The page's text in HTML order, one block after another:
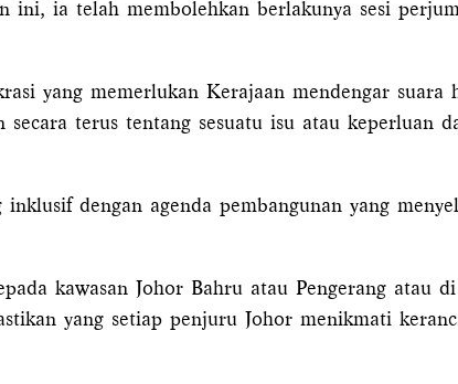
ini, ia telah membolehkan berlakunya sesi
yang memerlukan Kerajaan mendengar suara
terus tentang sesuatu isu atau keperluan
dengan agenda pembangunan yang
kawasan Johor Bahru atau Pengerang atau di
yang setiap penjuru Johor menikmati